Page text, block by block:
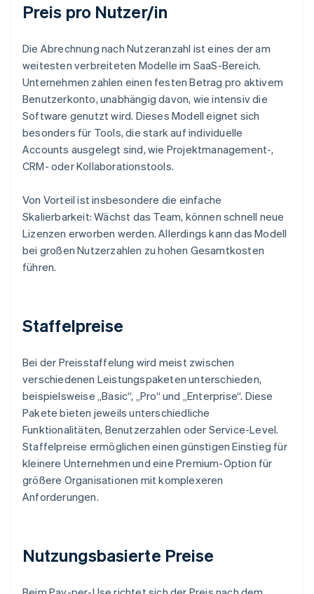
Preis pro Nutzer/in
Die Abrechnung nach Nutzeranzahl ist eines der am
weitesten verbreiteten Modelle im SaaS-Bereich.
Unternehmen zahlen einen festen Betrag pro aktivem
Benutzerkonto, unabhängig davon, wie intensiv die
Software genutzt wird. Dieses Modell eignet sich
besonders für Tools, die stark auf individuelle
Accounts ausgelegt sind, wie Projektmanagement-,
CRM- oder Kollaborationstools.
Von Vorteil ist insbesondere die einfache
Skalierbarkeit: Wächst das Team, können schnell neue
Lizenzen erworben werden. Allerdings kann das Modell
bei großen Nutzerzahlen zu hohen Gesamtkosten
führen.
Staffelpreise
Bei der Preisstaffelung wird meist zwischen
verschiedenen Leistungspaketen unterschieden,
beispielsweise „Basic“, „Pro“ und „Enterprise“. Diese
Pakete bieten jeweils unterschiedliche
Funktionalitäten, Benutzerzahlen oder Service-Level.
Staffelpreise ermöglichen einen günstigen Einstieg für
kleinere Unternehmen und eine Premium-Option für
größere Organisationen mit komplexeren
Anforderungen.
Nutzungsbasierte Preise